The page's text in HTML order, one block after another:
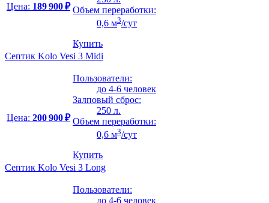
Цена: 189 900 ₽ Объем переработки:
0,6 м3/сут
Купить
Септик Kolo Vesi 3 Midi
Цена: 200 900 ₽
Пользователи:
до 4-6 человек
Залповый сброс:
250 л.
Объем переработки:
0,6 м3/сут
Купить
Септик Kolo Vesi 3 Long
Пользователи:
до 4-6 человек